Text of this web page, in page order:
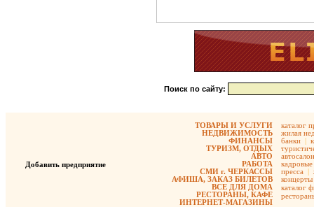
Поиск по сайту:
Добавить предприятие
ТОВАРЫ И УСЛУГИ
НЕДВИЖИМОСТЬ
ФИНАНСЫ
ТУРИЗМ, ОТДЫХ
АВТО
РАБОТА
СМИ г. ЧЕРКАССЫ
АФИША, ЗАКАЗ БИЛЕТОВ
ВСЕ ДЛЯ ДОМА
РЕСТОРАНЫ, КАФЕ
ИНТЕРНЕТ-МАГАЗИНЫ
каталог
жилая
банки |
кадровые
пресса |
концерты
каталог